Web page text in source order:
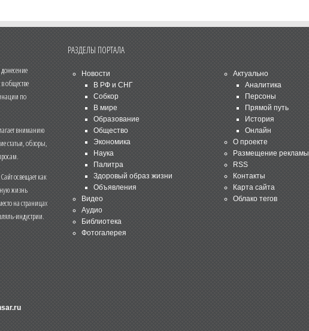
обществе
по
вниманию
статьи, обзоры,
освещает как
жизнь
на страницах
индустрии.
РАЗДЕЛЫ ПОРТАЛА
Новости
В РФ и СНГ
Собкор
В мире
Образование
Общество
Экономика
Наука
Палитра
Здоровый образ жизни
Объявления
Видео
Аудио
Библиотека
Фотогалерея
Актуально
Аналитика
Персоны
Прямой путь
История
Онлайн
О проекте
Размещение рекламы
RSS
Контакты
Карта сайта
Облако тегов